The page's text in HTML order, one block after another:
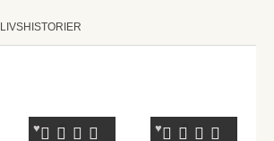
LIVSHISTORIER